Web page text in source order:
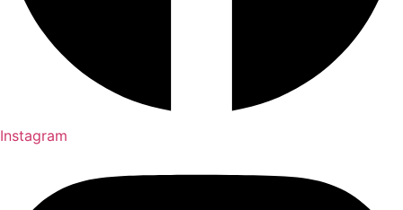
Instagram